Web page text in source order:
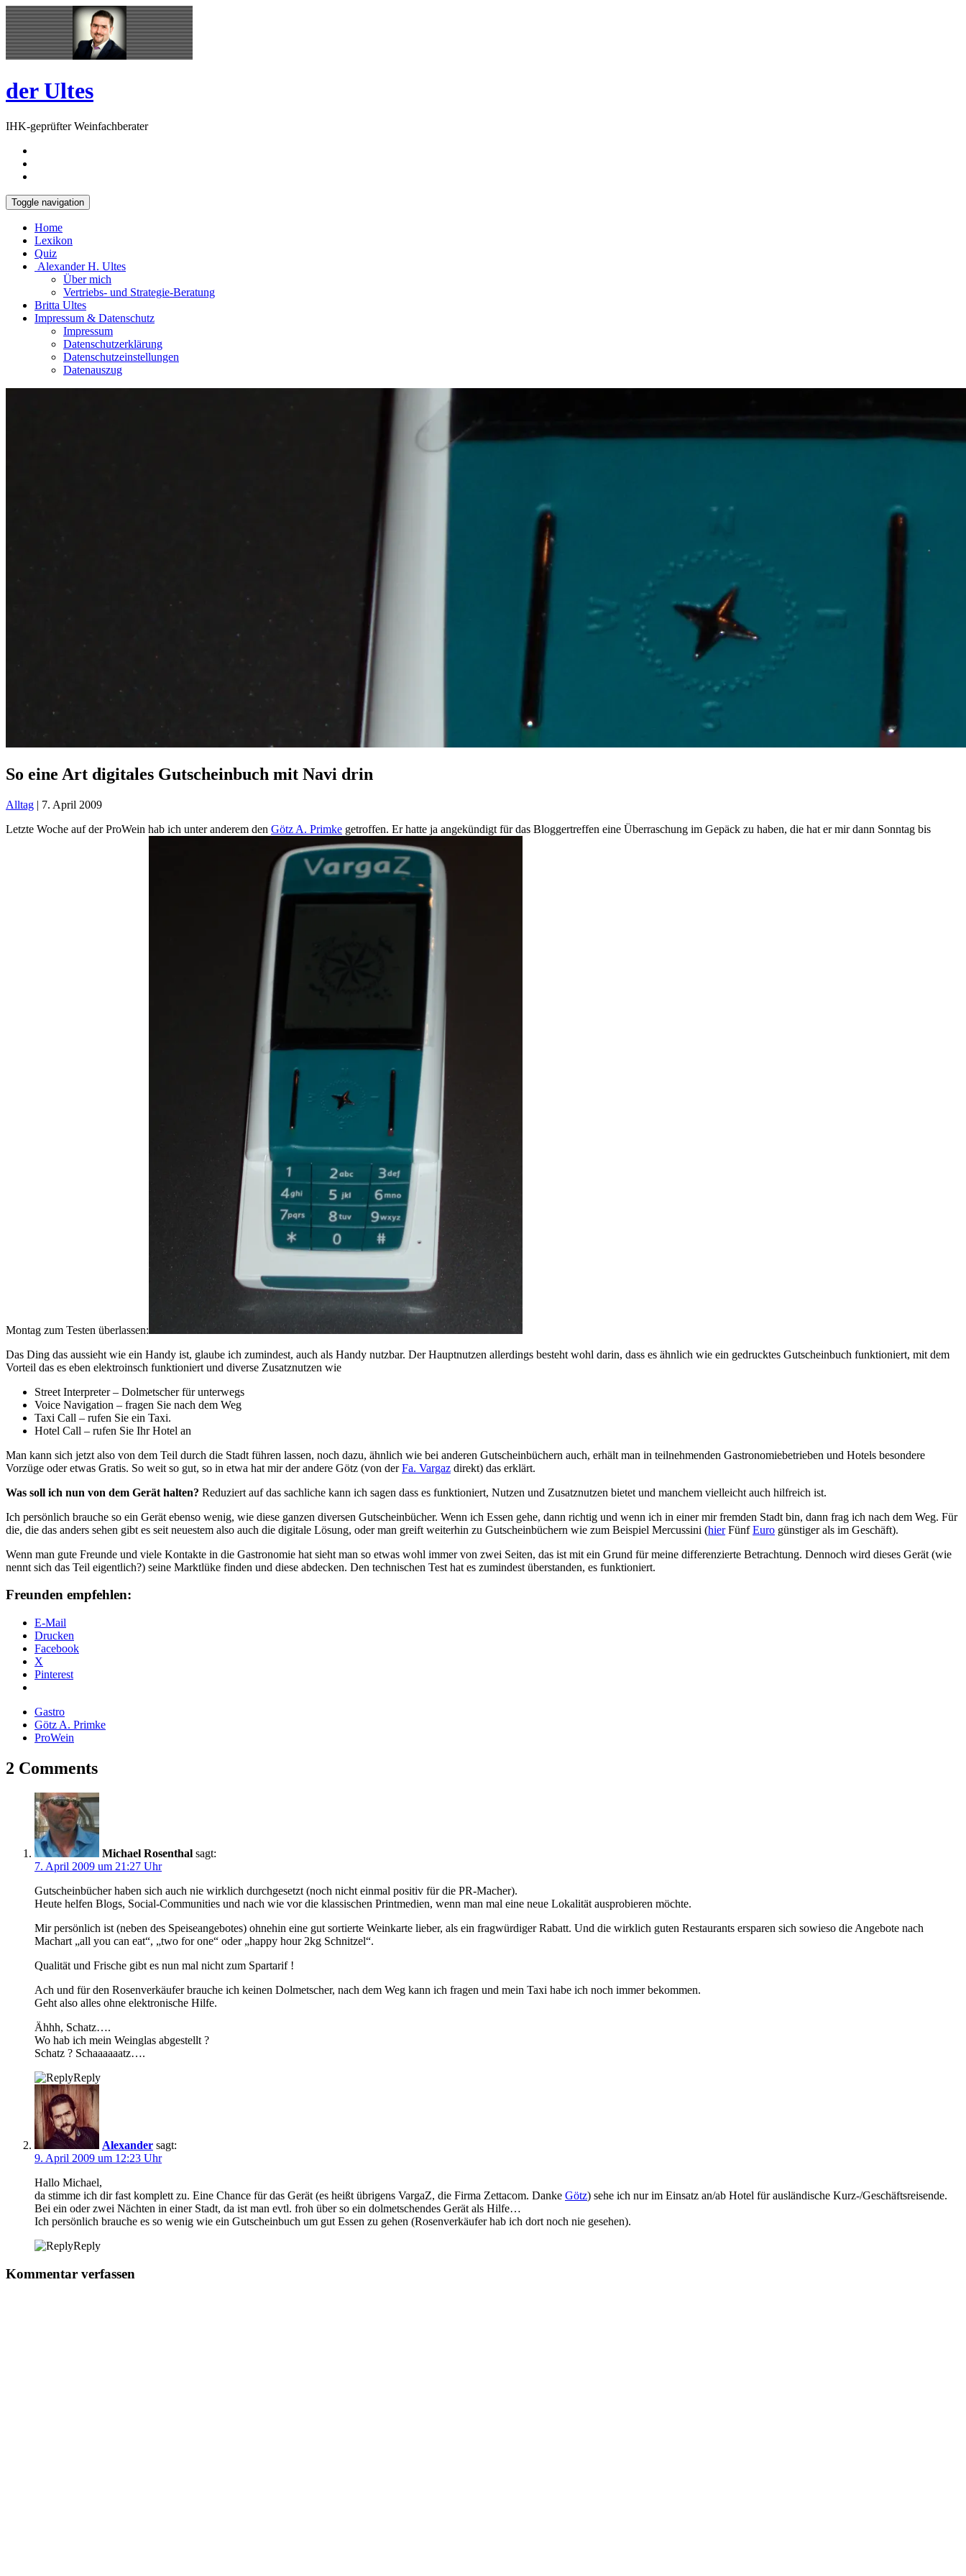
Skip
to
content
Open
Sidebar
der Ultes
IHK-geprüfter Weinfachberater
Toggle navigation
Home
Lexikon
Quiz
Alexander H. Ultes
Über mich
Vertriebs- und Strategie-Beratung
Britta Ultes
Impressum & Datenschutz
Impressum
Datenschutzerklärung
Datenschutzeinstellungen
Datenauszug
So eine Art digitales Gutscheinbuch mit Navi drin
Alltag | 7. April 2009
Letzte Woche auf der ProWein hab ich unter anderem den Götz A. Primke getroffen. Er hatte ja angekündigt für das Bloggertreffen eine Überraschung im Gepäck zu haben, die hat er mir dann Sonntag bis
Montag zum Testen überlassen:
Das Ding das aussieht wie ein Handy ist, glaube ich zumindest, auch als Handy nutzbar. Der Hauptnutzen allerdings besteht wohl darin, dass es ähnlich wie ein gedrucktes Gutscheinbuch funktioniert, mit dem
Vorteil das es eben elektroinsch funktioniert und diverse Zusatznutzen wie
Street Interpreter – Dolmetscher für unterwegs
Voice Navigation – fragen Sie nach dem Weg
Taxi Call – rufen Sie ein Taxi.
Hotel Call – rufen Sie Ihr Hotel an
Man kann sich jetzt also von dem Teil durch die Stadt führen lassen, noch dazu, ähnlich wie bei anderen Gutscheinbüchern auch, erhält man in teilnehmenden Gastronomiebetrieben und Hotels besondere
Vorzüge oder etwas Gratis. So weit so gut, so in etwa hat mir der andere Götz (von derFa. Vargaz direkt) das erklärt.
Was soll ich nun von dem Gerät halten? Reduziert auf das sachliche kann ich sagen dass es funktioniert, Nutzen und Zusatznutzen bietet und manchem vielleicht auch hilfreich ist.
Ich persönlich brauche so ein Gerät ebenso wenig, wie diese ganzen diversen Gutscheinbücher. Wenn ich Essen gehe, dann richtig und wenn ich in einer mir fremden Stadt bin, dann frag ich nach dem Weg. Für
die, die das anders sehen gibt es seit neuestem also auch die digitale Lösung, oder man greift weiterhin zu Gutscheinbüchern wie zum Beispiel Mercussini (hierFünfEuro günstiger als im Geschäft).
Wenn man gute Freunde und viele Kontakte in die Gastronomie hat sieht man so etwas wohl immer von zwei Seiten, das ist mit ein Grund für meine differenzierte Betrachtung. Dennoch wird dieses Gerät (wie
nennt sich das Teil eigentlich?) seine Marktlüke finden und diese abdecken. Den technischen Test hat es zumindest überstanden, es funktioniert.
Freunden empfehlen:
E-Mail
Drucken
Facebook
X
Pinterest
Gastro
Götz A. Primke
ProWein
2 Comments
Michael Rosenthal sagt:
7. April 2009 um 21:27 Uhr
Gutscheinbücher haben sich auch nie wirklich durchgesetzt (noch nicht einmal positiv für die PR-Macher).
Heute helfen Blogs, Social-Communities und nach wie vor die klassischen Printmedien, wenn man mal eine neue Lokalität ausprobieren möchte.
Mir persönlich ist (neben des Speiseangebotes) ohnehin eine gut sortierte Weinkarte lieber, als ein fragwürdiger Rabatt. Und die wirklich guten Restaurants ersparen sich sowieso die Angebote nach
Machart „all you can eat“, „two for one“ oder „happy hour 2kg Schnitzel“.
Qualität und Frische gibt es nun mal nicht zum Spartarif !
Ach und für den Rosenverkäufer brauche ich keinen Dolmetscher, nach dem Weg kann ich fragen und mein Taxi habe ich noch immer bekommen.
Geht also alles ohne elektronische Hilfe.
Ähhh, Schatz….
Wo hab ich mein Weinglas abgestellt ?
Schatz ? Schaaaaaatz….
Reply
Alexander sagt:
9. April 2009 um 12:23 Uhr
Hallo Michael,
da stimme ich dir fast komplett zu. Eine Chance für das Gerät (es heißt übrigens VargaZ, die Firma Zettacom. Danke Götz) sehe ich nur im Einsatz an/ab Hotel für ausländische Kurz-/Geschäftsreisende.
Bei ein oder zwei Nächten in einer Stadt, da ist man evtl. froh über so ein dolmetschendes Gerät als Hilfe…
Ich persönlich brauche es so wenig wie ein Gutscheinbuch um gut Essen zu gehen (Rosenverkäufer hab ich dort noch nie gesehen).
Reply
Kommentar verfassen